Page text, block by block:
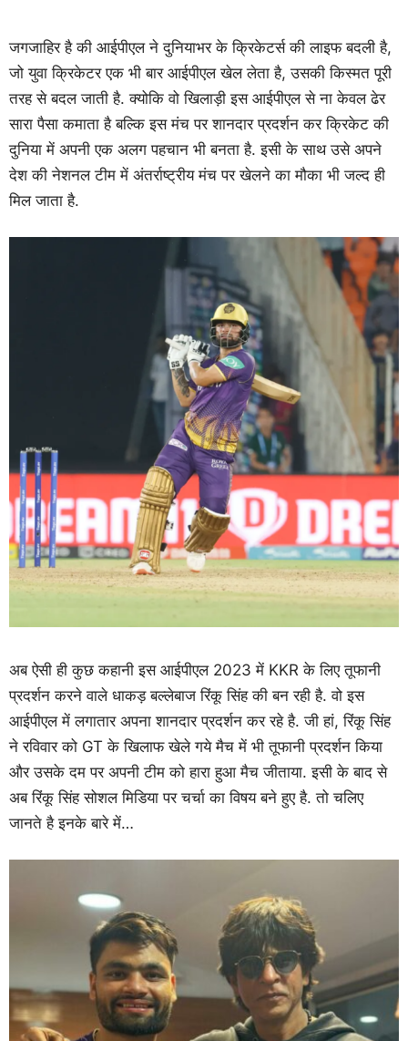
जगजाहिर है की आईपीएल ने दुनियाभर के क्रिकेटर्स की लाइफ बदली है,
जो युवा क्रिकेटर एक भी बार आईपीएल खेल लेता है, उसकी किस्मत पूरी
तरह से बदल जाती है. क्योकि वो खिलाड़ी इस आईपीएल से ना केवल ढेर
सारा पैसा कमाता है बल्कि इस मंच पर शानदार प्रदर्शन कर क्रिकेट की
दुनिया में अपनी एक अलग पहचान भी बनता है. इसी के साथ उसे अपने
देश की नेशनल टीम में अंतर्राष्ट्रीय मंच पर खेलने का मौका भी जल्द ही
मिल जाता है.
अब ऐसी ही कुछ कहानी इस आईपीएल 2023 में KKR के लिए तूफानी
प्रदर्शन करने वाले धाकड़ बल्लेबाज रिंकू सिंह की बन रही है. वो इस
आईपीएल में लगातार अपना शानदार प्रदर्शन कर रहे है. जी हां, रिंकू सिंह
ने रविवार को GT के खिलाफ खेले गये मैच में भी तूफानी प्रदर्शन किया
और उसके दम पर अपनी टीम को हारा हुआ मैच जीताया. इसी के बाद से
अब रिंकू सिंह सोशल मिडिया पर चर्चा का विषय बने हुए है. तो चलिए
जानते है इनके बारे में…